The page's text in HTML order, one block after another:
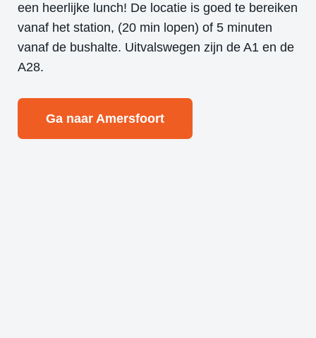
een heerlijke lunch! De locatie is goed te bereiken
vanaf het station, (20 min lopen) of 5 minuten
vanaf de bushalte. Uitvalswegen zijn de A1 en de
A28.
Ga naar Amersfoort